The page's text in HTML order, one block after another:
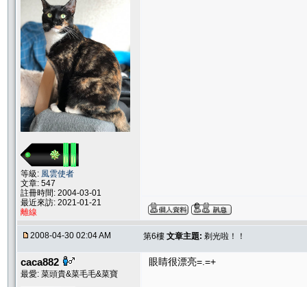
等級: 風雲使者
文章: 547
註冊時間: 2004-03-01
最近來訪: 2021-01-21
離線
2008-04-30 02:04 AM 第6樓 文章主題: 剃光啦！！
caca882
最愛: 菜頭貴&菜毛毛&菜寶
眼睛很漂亮=.=+